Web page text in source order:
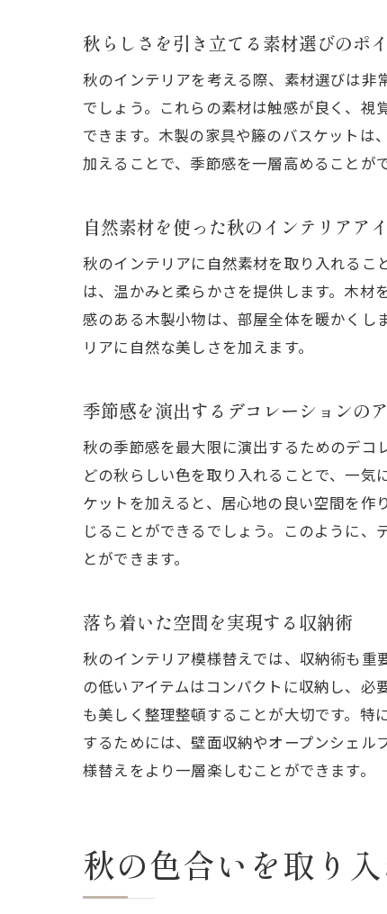
秋らしさを引き立てる素材選びのポ
秋のインテリアを考える際、素材選びは非
でしょう。これらの素材は触感が良く、視
できます。木製の家具や籐のバスケットは
加えることで、季節感を一層高めることがで
自然素材を使った秋のインテリアア
秋のインテリアに自然素材を取り入れるこ
は、温かみと柔らかさを提供します。木材
感のある木製小物は、部屋全体を暖かくし
リアに自然な美しさを加えます。
季節感を演出するデコレーションの
秋の季節感を最大限に演出するためのデコ
どの秋らしい色を取り入れることで、一
ケットを加えると、居心地の良い空間を作
じることができるでしょう。このように
とができます。
落ち着いた空間を実現する収納術
秋のインテリア模様替えでは、収納術も重
の低いアイテムはコンパクトに収納し、必
も美しく整理整頓することが大切です。特
するためには、壁面収納やオープンシェル
様替えをより一層楽しむことができます。
秋の色合いを取り